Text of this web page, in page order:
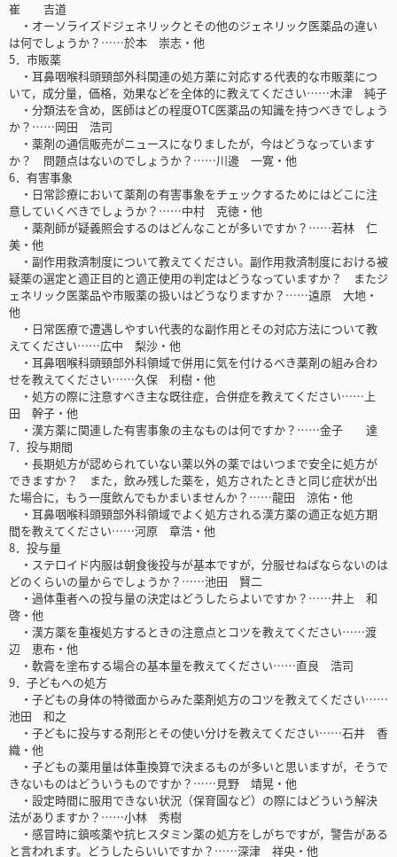
崔 吉道
・オーソライズドジェネリックとその他のジェネリック医薬品の違い
は何でしょうか？……於本 崇志・他
5．市販薬
・耳鼻咽喉科頭頸部外科関連の処方薬に対応する代表的な市販薬につ
いて，成分量，価格，効果などを全体的に教えてください……木津 純子
・分類法を含め，医師はどの程度OTC医薬品の知識を持つべきでしょう
か？……岡田 浩司
・薬剤の通信販売がニュースになりましたが，今はどうなっています
か？ 問題点はないのでしょうか？……川邊 一寛・他
6．有害事象
・日常診療において薬剤の有害事象をチェックするためにはどこに注
意していくべきでしょうか？……中村 克徳・他
・薬剤師が疑義照会するのはどんなことが多いですか？……若林 仁
美・他
・副作用救済制度について教えてください。副作用救済制度における被
疑薬の選定と適正目的と適正使用の判定はどうなっていますか？ またジ
ェネリック医薬品や市販薬の扱いはどうなりますか？……遠原 大地・
他
・日常医療で遭遇しやすい代表的な副作用とその対応方法について教
えてください……広中 梨沙・他
・耳鼻咽喉科頭頸部外科領域で併用に気を付けるべき薬剤の組み合わ
せを教えてください……久保 利樹・他
・処方の際に注意すべき主な既往症，合併症を教えてください……上
田 幹子・他
・漢方薬に関連した有害事象の主なものは何ですか？……金子 達
7．投与期間
・長期処方が認められていない薬以外の薬ではいつまで安全に処方が
できますか？ また，飲み残した薬を，処方されたときと同じ症状が出
た場合に，もう一度飲んでもかまいませんか？……龍田 涼佑・他
・耳鼻咽喉科頭頸部外科領域でよく処方される漢方薬の適正な処方期
間を教えてください……河原 章浩・他
8．投与量
・ステロイド内服は朝食後投与が基本ですが，分服せねばならないのは
どのくらいの量からでしょうか？……池田 賢二
・過体重者への投与量の決定はどうしたらよいですか？……井上 和
啓・他
・漢方薬を重複処方するときの注意点とコツを教えてください……渡
辺 恵布・他
・軟膏を塗布する場合の基本量を教えてください……直良 浩司
9．子どもへの処方
・子どもの身体の特徴面からみた薬剤処方のコツを教えてください……
池田 和之
・子どもに投与する剤形とその使い分けを教えてください……石井 香
織・他
・子どもの薬用量は体重換算で決まるものが多いと思いますが，そうで
きないものはどういうものですか？……見野 靖晃・他
・設定時間に服用できない状況（保育園など）の際にはどういう解決
法がありますか？……小林 秀樹
・感冒時に鎮咳薬や抗ヒスタミン薬の処方をしがちですが，警告がある
と言われます。どうしたらいいですか？……深津 祥央・他